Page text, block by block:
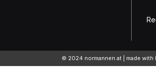
© 2024 normannen.at | made with